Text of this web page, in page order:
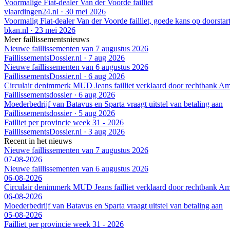
Voormalige Fiat-dealer Van der Voorde failliet
vlaardingen24.nl · 30 mei 2026
Voormalig Fiat-dealer Van der Voorde failliet, goede kans op doorstart
bkan.nl · 23 mei 2026
Meer faillissementsnieuws
Nieuwe faillissementen van 7 augustus 2026
FaillissementsDossier.nl · 7 aug 2026
Nieuwe faillissementen van 6 augustus 2026
FaillissementsDossier.nl · 6 aug 2026
Circulair denimmerk MUD Jeans failliet verklaard door rechtbank
Faillissementsdossier· 6 aug 2026
Moederbedrijf van Batavus en Sparta vraagt uitstel van betaling aan
Faillissementsdossier· 5 aug 2026
Failliet per provincie week 31 - 2026
FaillissementsDossier.nl · 3 aug 2026
Recent in het nieuws
Nieuwe faillissementen van 7 augustus 2026
07-08-2026
Nieuwe faillissementen van 6 augustus 2026
06-08-2026
Circulair denimmerk MUD Jeans failliet verklaard door rechtbank
06-08-2026
Moederbedrijf van Batavus en Sparta vraagt uitstel van betaling aan
05-08-2026
Failliet per provincie week 31 - 2026